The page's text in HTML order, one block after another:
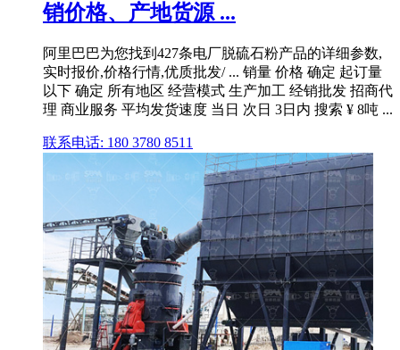
销价格、产地货源 ...
阿里巴巴为您找到427条电厂脱硫石粉产品的详细参数,
实时报价,价格行情,优质批发/ ... 销量 价格 确定 起订量
以下 确定 所有地区 经营模式 生产加工 经销批发 招商代
理 商业服务 平均发货速度 当日 次日 3日内 搜索 ¥ 8吨 ...
联系电话: 180 3780 8511